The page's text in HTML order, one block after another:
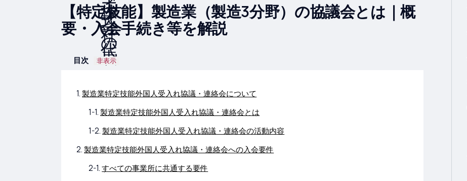
【特定技能】製造業（製造3分野）の協議会とは｜概
要・入会手続き等を解説
目次 非表示
製造業特定技能外国人受入れ協議・連絡会について
製造業特定技能外国人受入れ協議・連絡会とは
製造業特定技能外国人受入れ協議・連絡会の活動内容
製造業特定技能外国人受入れ協議・連絡会への入会要件
すべての事業所に共通する要件